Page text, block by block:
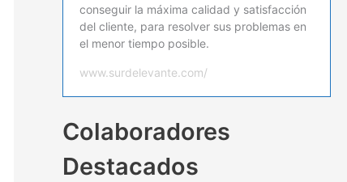
conseguir la máxima calidad y satisfacción
del cliente, para resolver sus problemas en
el menor tiempo posible.
www.surdelevante.com/
Colaboradores
Destacados